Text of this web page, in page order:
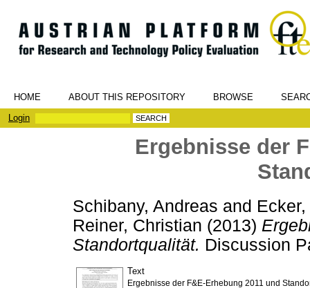
HOME ABOUT THIS REPOSITORY BROWSE
Login
Ergebnisse der
Schibany, Andreas and
Reiner, Christian (2013)
Standortqualität. Discussion
Text
Ergebnisse der F&E-Erhebung 2011 und